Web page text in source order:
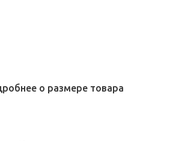
о размере товара